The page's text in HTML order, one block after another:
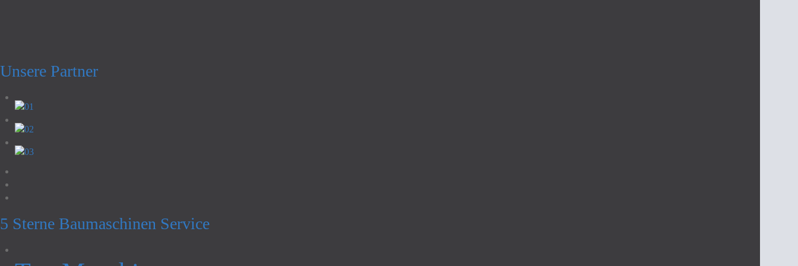
Unsere Partner
5 Sterne Baumaschinen Service